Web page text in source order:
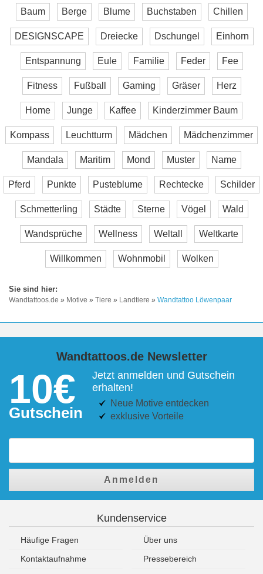
Baum Berge Blume Buchstaben Chillen
DESIGNSCAPE Dreiecke Dschungel Einhorn
Entspannung Eule Familie Feder Fee
Fitness Fußball Gaming Gräser Herz
Home Junge Kaffee Kinderzimmer Baum
Kompass Leuchtturm Mädchen Mädchenzimmer
Mandala Maritim Mond Muster Name
Pferd Punkte Pusteblume Rechtecke Schilder
Schmetterling Städte Sterne Vögel Wald
Wandsprüche Wellness Weltall Weltkarte
Willkommen Wohnmobil Wolken
Wandtattoos.de » Motive » Tiere » Landtiere » Wandtattoo Löwenpaar
Wandtattoos.de Newsletter
10€
Gutschein
Jetzt anmelden und Gutschein
erhalten!
Neue Motive entdecken
exklusive Vorteile
Anmelden
Kundenservice
Häufige Fragen
Über uns
Kontaktaufnahme
Pressebereich